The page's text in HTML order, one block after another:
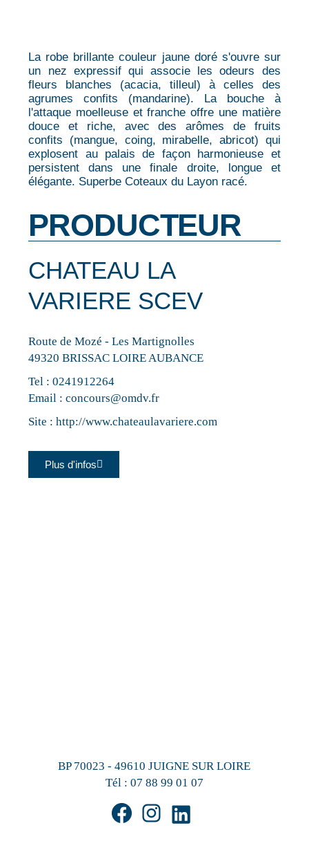
La robe brillante couleur jaune doré s'ouvre sur
un nez expressif qui associe les odeurs des
fleurs blanches (acacia, tilleul) à celles des
agrumes confits (mandarine). La bouche à
l'attaque moelleuse et franche offre une matière
douce et riche, avec des arômes de fruits
confits (mangue, coing, mirabelle, abricot) qui
explosent au palais de façon harmonieuse et
persistent dans une finale droite, longue et
élégante. Superbe Coteaux du Layon racé.
PRODUCTEUR
CHATEAU LA
VARIERE SCEV
Route de Mozé - Les Martignolles
49320 BRISSAC LOIRE AUBANCE
Tel :0241912264
Email :concours@omdv.fr
Site :http://www.chateaulavariere.com
Plus d'infos
BP 70023 - 49610 JUIGNE SUR LOIRE
Tél : 07 88 99 01 07